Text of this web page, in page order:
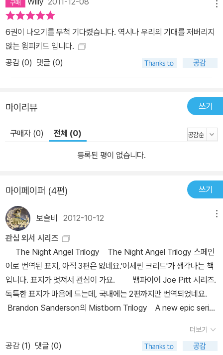
6권이 나오기를 무척 기다렸습니다. 역시나 우리의 기대를 저버리지
않는 윔피키드 입니다.
공감 (0) 댓글 (0)
마이리뷰 쓰기
구매자 (0) 전체 (0)
등록된 평이 없습니다.
마이페이퍼 (4편) 쓰기
보슬비 2012-10-12
관심 외서 시리즈
The Night Angel Trilogy The Night Angel Trilogy 스페인
어로 번역된 표지, 아직 3편은 없네요.'어세씬 크리드'가 생각나는 책
입니다. 표지가 멋져서 관심이 가요. 뱀파이어 Joe Pitt 시리즈.
독특한 표지가 마음에 드는데, 국내에는 2편까지만 번역되었네요.
Brandon Sanderson의 Mistborn Trilogy A new epic series
Time 아직 읽지 않고 하나씩 구입하기 시작했는데, 3권이 완결은
아니겠지요.^^ 윔피키드 시리즈 5권까지 읽었는데, 6,7권이 출
더보기
공감 (1) 댓글 (0)